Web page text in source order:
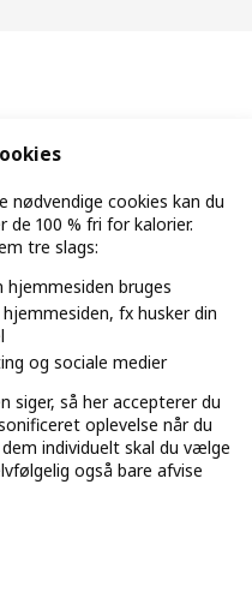
nødvendige cookies kan du
de 100 % fri for kalorier.
tre slags:
hjemmesiden bruges
fx husker din
og sociale medier
siger, så her accepterer du
oplevelse når du
individuelt skal du vælge
også bare afvise